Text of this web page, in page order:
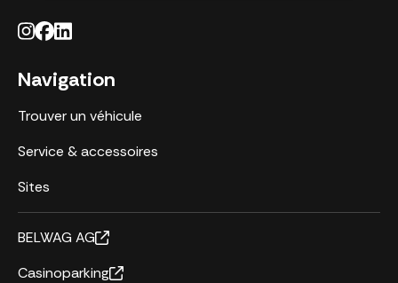
Navigation
Trouver un véhicule
Service & accessoires
Sites
BELWAG AG
Casinoparking